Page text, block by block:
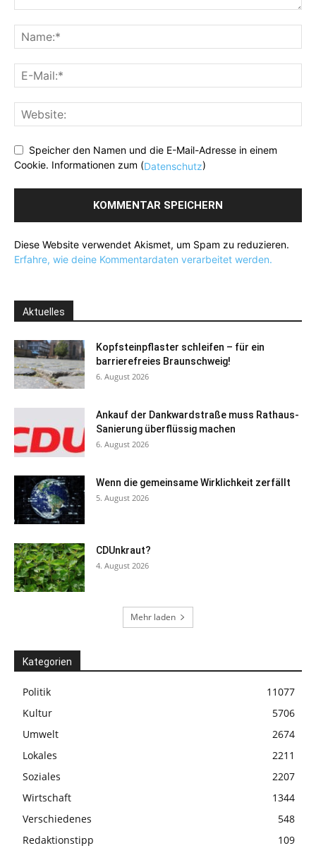
Speicher den Namen und die E-Mail-Adresse in einem
Cookie. Informationen zum (Datenschutz)
Diese Website verwendet Akismet, um Spam zu reduzieren.
Erfahre, wie deine Kommentardaten verarbeitet werden.
Aktuelles
Kopfsteinpflaster schleifen – für ein
barrierefreies Braunschweig!
6. August 2026
Ankauf der Dankwardstraße muss Rathaus-
Sanierung überflüssig machen
6. August 2026
Wenn die gemeinsame Wirklichkeit zerfällt
5. August 2026
CDUnkraut?
4. August 2026
Mehr laden
Kategorien
Politik
11077
Kultur
5706
Umwelt
2674
Lokales
2211
Soziales
2207
Wirtschaft
1344
Verschiedenes
548
Redaktionstipp
109